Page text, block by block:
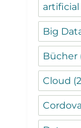
Big
Bücher
Cloud
Cordova